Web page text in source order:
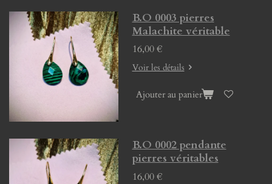
B.O 0003 pierres
Malachite véritable
16,00 €
Voir les détails
Ajouter au panier
B.O 0002 pendante
pierres véritables
16,00 €